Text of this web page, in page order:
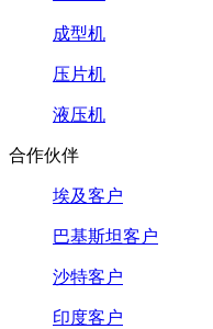
成型机
压片机
液压机
合作伙伴
埃及客户
巴基斯坦客户
沙特客户
印度客户